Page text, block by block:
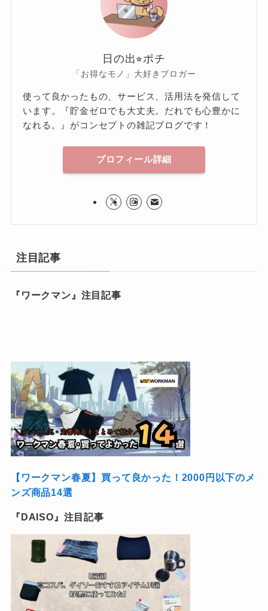
日の出⭐︎ポチ
「お得なモノ」大好きブロガー
使って良かったもの、サービス、活用法を発信して
います。『貯金ゼロでも大丈夫。だれでも心豊かに
なれる。』がコンセプトの雑記ブログです！
プロフィール詳細
注目記事
『ワークマン』注目記事
【ワークマン春夏】買って良かった！2000円以下のメ
ンズ商品14選
『DAISO』注目記事